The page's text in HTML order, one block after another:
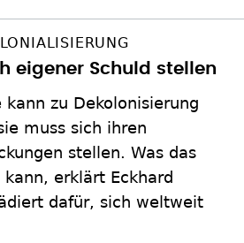
eigener Schuld stellen
kann zu Dekolonisierung
muss sich ihren
stellen. Was das
erklärt Eckhard
dafür, sich weltweit